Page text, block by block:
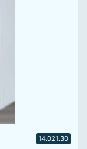
14.021.30